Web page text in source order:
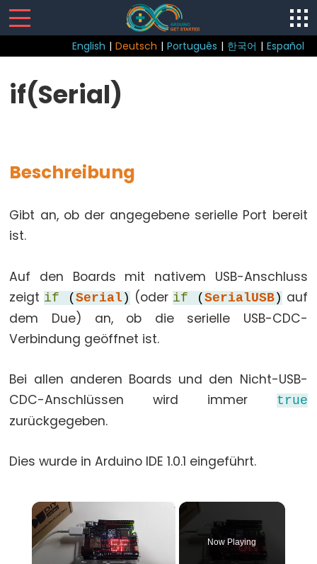
English | Deutsch | Português | 한국어 | Español
loop()
Structure
continue
do...while
else
for
if
return
switch...case
Further
Syntax
if(Serial)
Beschreibung
Gibt an, ob der angegebene serielle Port bereit
ist.
Auf den Boards mit nativem USB-Anschluss
zeigt if (Serial ) (oder if (SerialUSB) auf
dem Due) an, ob die serielle USB-CDC-
Verbindung geöffnet ist.
Bei allen anderen Boards und den Nicht-USB-
CDC-Anschlüssen wird immer
true
zurückgegeben.
Dies wurde in Arduino IDE 1.0.1 eingeführt.
Now Playing